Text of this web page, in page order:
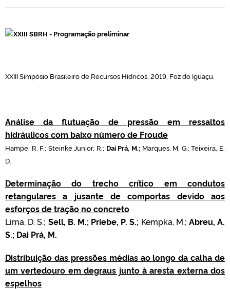
XXIII Simpósio Brasileiro de Recursos Hídricos, 2019, Foz do Iguaçu.
Análise da flutuação de pressão em ressaltos
hidráulicos com baixo número de Froude
Hampe, R. F.; Steinke Junior, R.; Dai Prá, M.; Marques, M. G.; Teixeira, E.
D.
Determinação do trecho crítico em condutos
retangulares a jusante de comportas devido aos
esforços de tração no concreto
Lima, D. S.; Sell, B. M.; Priebe, P. S.; Kempka, M.; Abreu, A.
S.; Dai Prá, M.
Distribuição das pressões médias ao longo da calha de
um vertedouro em degraus junto à aresta externa dos
espelhos